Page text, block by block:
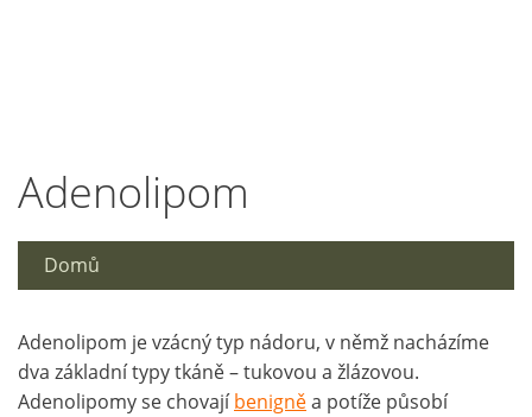
Adenolipom
Domů
Adenolipom je vzácný typ nádoru, v němž nacházíme
dva základní typy tkáně – tukovou a žlázovou.
Adenolipomy se chovajíbenigněa potíže působí